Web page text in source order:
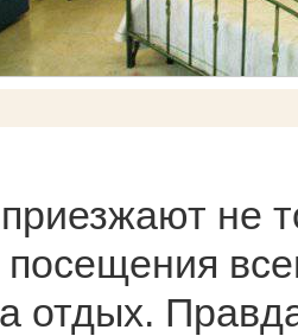
не
посещения
отдых.